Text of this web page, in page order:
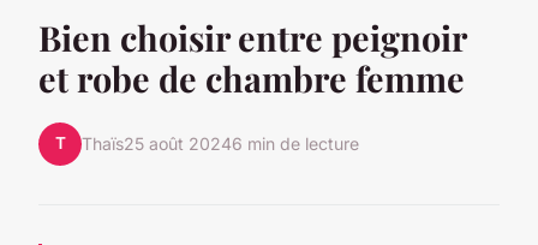
Bien choisir entre peignoir
et robe de chambre femme
T Thaïs25 août 20246 min de lecture